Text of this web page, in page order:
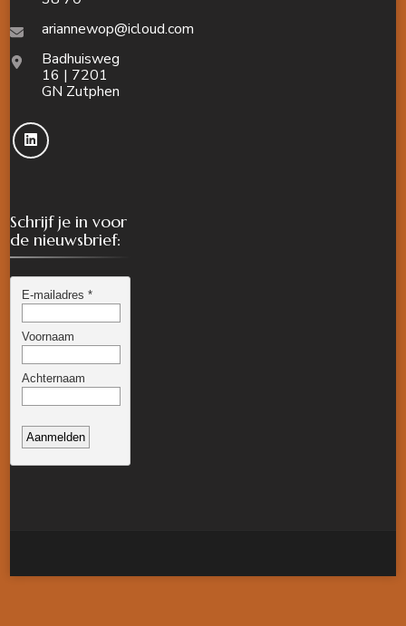
ariannewop@icloud.com
Badhuisweg
16 | 7201
GN Zutphen
Schrijf je in voor
de nieuwsbrief: